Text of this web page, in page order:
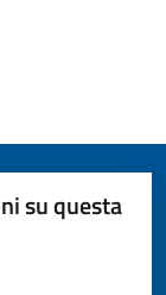
su questa